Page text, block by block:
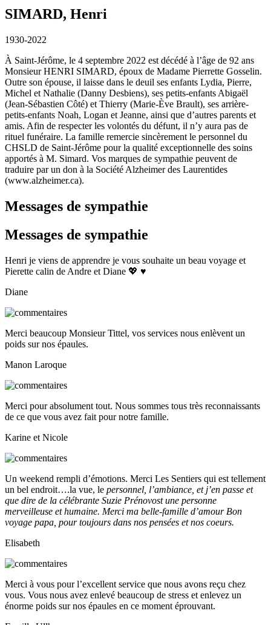
SIMARD, Henri
1930-2022
À Saint-Jérôme, le 4 septembre 2022 est décédé à l’âge de 92 ans
Monsieur HENRI SIMARD, époux de Madame Pierrette Gosselin.
Outre son épouse, il laisse dans le deuil ses enfants Lydia, Pierre,
Michel et Nathalie (Danny Desbiens), ses petits-enfants Abigaël
(Jean-Sébastien Côté) et Thierry (Marie-Ève Brault), ses arrière-
petits-enfants Noah, Logan et Jeanne, ainsi que d’autres parents et
amis. Afin de respecter les volontés du défunt, il n’y aura pas de
rituel funéraire. La famille remercie sincèrement le personnel du
CHSLD de Saint-Jérôme pour la qualité exceptionnelle des soins
apportés à M. Simard. Vos marques de sympathie peuvent de
traduire par un don à la Société Alzheimer des Laurentides
(www.alzheimer.ca).
Messages de sympathie
Messages de sympathie
Henri je viens de apprendre je vous souhaite un beau voyage et
Pierette calin de Andre et Diane 💖 ♥️
Diane
Merci beaucoup Monsieur Tittel, vos services nous enlèvent un
poids sur nos épaules.
Manon Laroque
Merci pour absolument tout. Nous sommes tous très reconnaissants
de ce que vous avez fait pour notre famille.
Karine et Nicole
Un weekend rempli d’émotions. Merci Les Sentiers qui est tellement
un bel endroit….la vue, le personnel, l’ambiance, et j’en passe et
que dire de la célébrante Suzie Prénovost une personne
merveilleuse et humaine. Merci ma belle-famille d’amour Bon
voyage papa, pour toujours dans nos pensées et nos coeurs.
Elisabeth
Merci à vous pour l’excellent service que nous avons reçu chez
vous. Vous nous avez enlevé beaucoup de stress et enlevez un
énorme poids sur nos épaules en ce moment éprouvant.